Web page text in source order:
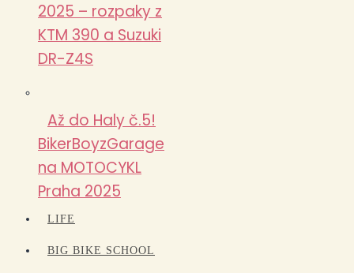
2025 – rozpaky z
KTM 390 a Suzuki
DR-Z4S
Až do Haly č.5!
BikerBoyzGarage
na MOTOCYKL
Praha 2025
LIFE
BIG BIKE SCHOOL